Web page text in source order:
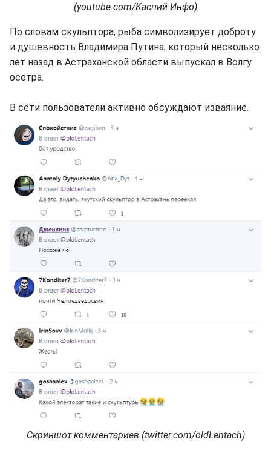
(youtube.com/Каспий Инфо)
По словам скульптора, рыба символизирует доброту
и душевность Владимира Путина, который несколько
лет назад в Астраханской области выпускал в Волгу
осетра.
В сети пользователи активно обсуждают изваяние.
Скриншот комментариев (twitter.com/oldLentach)